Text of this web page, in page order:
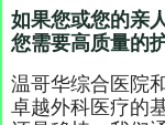
如果您或您的亲
您需要高质量的
温哥华综合医院
卓越外科医疗的